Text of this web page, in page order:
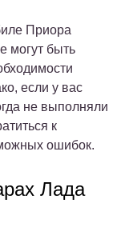
Приора
могут быть
если у вас
не выполняли
к
ошибок.
Лада